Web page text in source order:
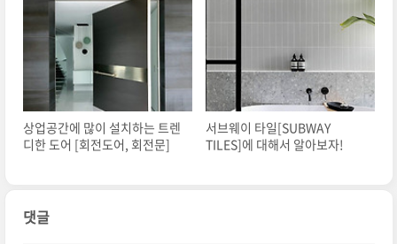
상업공간에 많이 설치하는 트렌
디한 도어 [회전도어, 회전문]
서브웨이 타일[SUBWAY
TILES]에 대해서 알아보자!
댓글